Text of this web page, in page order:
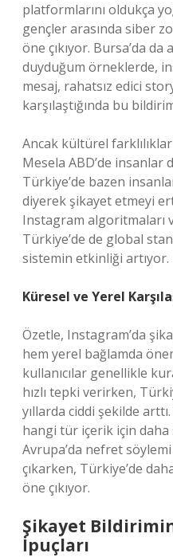
platformlarını oldukça
gençler arasında siber
öne çıkıyor. Bursa’da
duyduğum örneklerde,
mesaj, rahatsız edici
karşılaştığında bu
Ancak kültürel
Mesela ABD’de insanlar
Türkiye’de bazen
diyerek şikayet etmeyi
Instagram algoritmaları
Türkiye’de de global
sistemin etkinliği artıyor.
Küresel ve Yerel
Özetle, Instagram’da
hem yerel bağlamda
kullanıcılar genellikle
hızlı tepki verirken,
yıllarda ciddi şekilde
hangi tür içerik için daha
Avrupa’da nefret
çıkarken, Türkiye’de
öne çıkıyor.
Şikayet
İpuçları